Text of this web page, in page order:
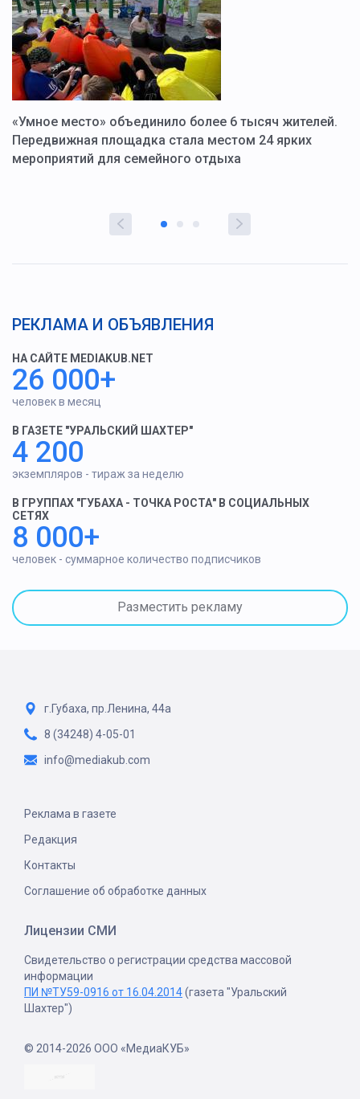
«Умное место» объединило более 6 тысяч жителей.
Передвижная площадка стала местом 24 ярких
мероприятий для семейного отдыха
РЕКЛАМА И ОБЪЯВЛЕНИЯ
НА САЙТЕ MEDIAKUB.NET
26 000+
человек в месяц
В ГАЗЕТЕ "УРАЛЬСКИЙ ШАХТЕР"
4 200
экземпляров - тираж за неделю
В ГРУППАХ "ГУБАХА - ТОЧКА РОСТА" В СОЦИАЛЬНЫХ
СЕТЯХ
8 000+
человек - суммарное количество подписчиков
Разместить рекламу
г.Губаха, пр.Ленина, 44а
8 (34248) 4-05-01
info@mediakub.com
Реклама в газете
Редакция
Контакты
Соглашение об обработке данных
Лицензии СМИ
Свидетельство о регистрации средства массовой
информации
ПИ №ТУ59-0916 от 16.04.2014(газета "Уральский
Шахтер")
© 2014-2026 ООО «МедиаКУБ»